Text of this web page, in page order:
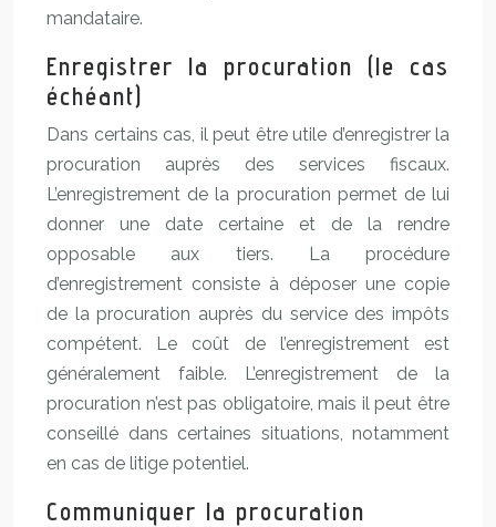
mandataire.
Enregistrer la procuration (le cas
échéant)
Dans certains cas, il peut être utile d’enregistrer la
procuration auprès des services fiscaux.
L’enregistrement de la procuration permet de lui
donner une date certaine et de la rendre
opposable aux tiers. La procédure
d’enregistrement consiste à déposer une copie
de la procuration auprès du service des impôts
compétent. Le coût de l’enregistrement est
généralement faible. L’enregistrement de la
procuration n’est pas obligatoire, mais il peut être
conseillé dans certaines situations, notamment
en cas de litige potentiel.
Communiquer la procuration